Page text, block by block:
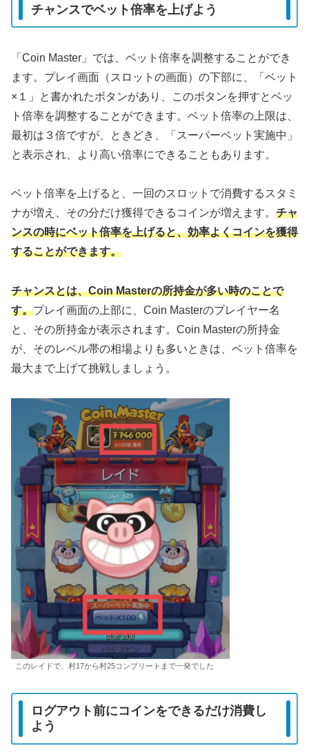
チャンスでベット倍率を上げよう
「Coin Master」では、ベット倍率を調整することができ
ます。プレイ画面（スロットの画面）の下部に、「ベット
×１」と書かれたボタンがあり、このボタンを押すとベッ
ト倍率を調整することができます。ベット倍率の上限は、
最初は３倍ですが、ときどき、「スーパーベット実施中」
と表示され、より高い倍率にできることもあります。
ベット倍率を上げると、一回のスロットで消費するスタミ
ナが増え、その分だけ獲得できるコインが増えます。 チャ
ンスの時にベット倍率を上げると、効率よくコインを獲得
することができます。
チャンスとは、Coin Masterの所持金が多い時のことで
す。プレイ画面の上部に、Coin Masterのプレイヤー名
と、その所持金が表示されます。Coin Masterの所持金
が、そのレベル帯の相場よりも多いときは、ベット倍率を
最大まで上げて挑戦しましょう。
このレイドで、村17から村25コンプリートまで一発でした
ログアウト前にコインをできるだけ消費し
よう